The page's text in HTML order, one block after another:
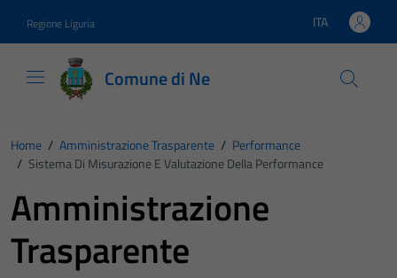
Regione Liguria Lingua attiva:
ITA
Comune di Ne
Home / Amministrazione Trasparente / Performance
/ Sistema Di Misurazione E Valutazione Della Performance
Amministrazione
Trasparente